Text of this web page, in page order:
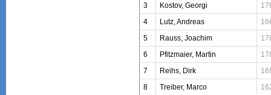
3
Kostov, Georgi
4
Lutz, Andreas
5
Rauss, Joachim
6
Pfitzmaier, Martin
7
Reihs, Dirk
8
Treiber, Marco